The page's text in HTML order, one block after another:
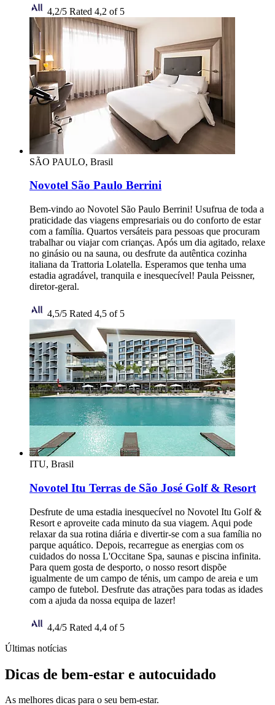
4,2/5 Rated 4,2 of 5
SÃO PAULO, Brasil
Novotel São Paulo Berrini
Bem-vindo ao Novotel São Paulo Berrini! Usufrua de toda a
praticidade das viagens empresariais ou do conforto de estar
com a família. Quartos versáteis para pessoas que procuram
trabalhar ou viajar com crianças. Após um dia agitado, relaxe
no ginásio ou na sauna, ou desfrute da autêntica cozinha
italiana da Trattoria Lolatella. Esperamos que tenha uma
estadia agradável, tranquila e inesquecível! Paula Peissner,
diretor-geral.
4,5/5 Rated 4,5 of 5
ITU, Brasil
Novotel Itu Terras de São José Golf & Resort
Desfrute de uma estadia inesquecível no Novotel Itu Golf &
Resort e aproveite cada minuto da sua viagem. Aqui pode
relaxar da sua rotina diária e divertir-se com a sua família no
parque aquático. Depois, recarregue as energias com os
cuidados do nossa L'Occitane Spa, saunas e piscina infinita.
Para quem gosta de desporto, o nosso resort dispõe
igualmente de um campo de ténis, um campo de areia e um
campo de futebol. Desfrute das atrações para todas as idades
com a ajuda da nossa equipa de lazer!
4,4/5 Rated 4,4 of 5
Últimas notícias
Dicas de bem-estar e autocuidado
As melhores dicas para o seu bem-estar.